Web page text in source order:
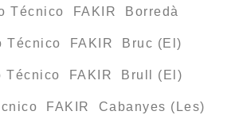
Técnico FAKIR Borredà
Técnico FAKIR Bruc (El)
Técnico FAKIR Brull (El)
FAKIR Cabanyes (Les)